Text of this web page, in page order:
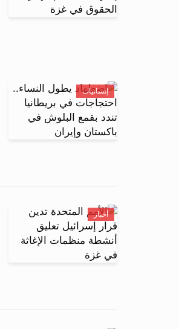
إنسانيات
أخبار